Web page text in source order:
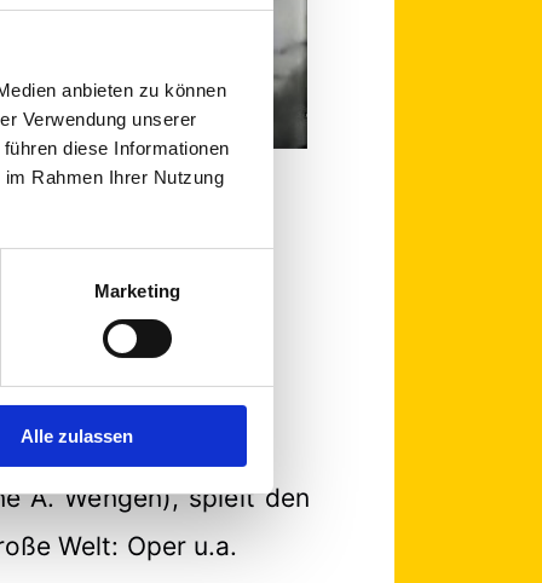
anbieten zu können
Verwendung unserer
diese Informationen
Rahmen Ihrer Nutzung
Marketing
Alle zulassen
Mannheim 1966
A. Wengen), spielt den
Welt: Oper u.a.